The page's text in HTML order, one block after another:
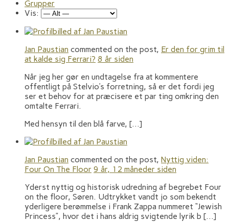
Grupper
Vis:
Jan Paustian commented on the post, Er den for grim til
at kalde sig Ferrari? 8 år siden
Når jeg her gør en undtagelse fra at kommentere
offentligt på Stelvio’s forretning, så er det fordi jeg
ser et behov for at præcisere et par ting omkring den
omtalte Ferrari.
Med hensyn til den blå farve, […]
Jan Paustian commented on the post, Nyttig viden:
Four On The Floor 9 år, 12 måneder siden
Yderst nyttig og historisk udredning af begrebet Four
on the floor, Søren. Udtrykket vandt jo som bekendt
yderligere berømmelse i Frank Zappa nummeret “Jewish
Princess”, hvor det i hans aldrig svigtende lyrik b […]